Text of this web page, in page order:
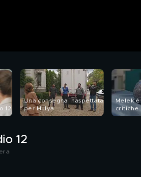
12
Una consegna inaspettata
per Hulya
Melek
critiche
12